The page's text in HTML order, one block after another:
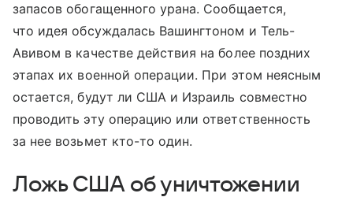
запасов обогащенного урана. Сообщается,
что идея обсуждалась Вашингтоном и Тель-
Авивом в качестве действия на более поздних
этапах их военной операции. При этом неясным
остается, будут ли США и Израиль совместно
проводить эту операцию или ответственность
за нее возьмет кто-то один.
Ложь США об уничтожении